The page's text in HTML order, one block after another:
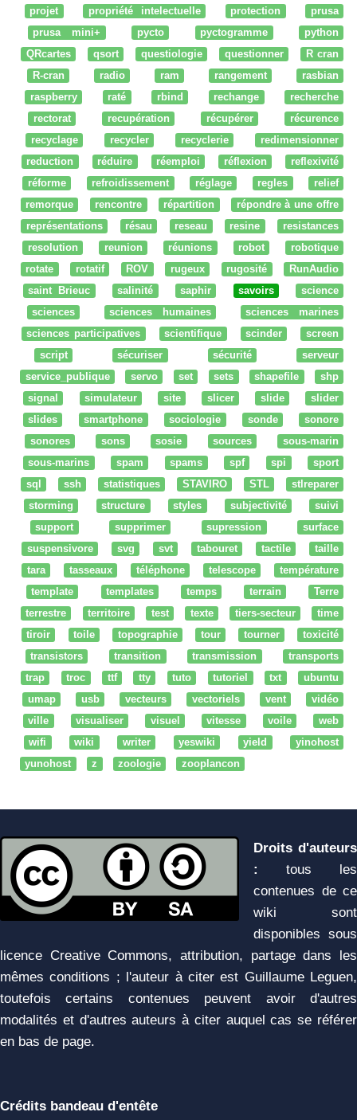
projet
propriété intelectuelle protection
prusa
prusa mini+
pycto pyctogramme
python
QRcartes
qsort questiologie questionner
R cran
R-cran
radio ram rangement
rasbian
raspberry
raté rbind rechange
recherche
rectorat
recupération récupérer
récurence
recyclage
recycler recyclerie
redimensionner
reduction
réduire réemploi réflexion
reflexivité
réforme
refroidissement réglage regles
relief
remorque
rencontre répartition
répondre à une offre
représentations
résau reseau resine
resistances
resolution
reunion réunions robot
robotique
rotate
rotatif ROV rugeux rugosité
RunAudio
saint Brieuc
salinité saphir savoirs
science
sciences
sciences humaines
sciences marines
sciences participatives
scientifique scinder
screen
script
sécuriser sécurité
serveur
service_publique
servo set sets shapefile
shp
signal
simulateur site slicer slide
slider
slides
smartphone sociologie sonde
sonore
sonores
sons sosie sources
sous-marin
sous-marins
spam spams spf spi
sport
sql
ssh statistiques STAVIRO STL
stlreparer
storming
structure styles subjectivité
suivi
support
supprimer supression
surface
suspensivore
svg svt tabouret tactile
taille
tara
tasseaux téléphone telescope
température
template
templates temps terrain
Terre
terrestre
territoire test texte tiers-secteur
time
tiroir
toile topographie tour tourner
toxicité
transistors
transition transmission
transports
trap
troc ttf tty tuto tutoriel txt
ubuntu
umap
usb vecteurs vectoriels vent
vidéo
ville
visualiser visuel vitesse voile
web
wifi
wiki writer yeswiki yield
yinohost
yunohost
z zoologie zooplancon
Droits d'auteurs
:
tous les
contenues de ce
wiki sont
disponibles sous
licence Creative Commons, attribution, partage dans les
mêmes conditions ; l'auteur à citer est Guillaume Leguen,
toutefois certains contenues peuvent avoir d'autres
modalités et d'autres auteurs à citer auquel cas se référer
en bas de page.
Crédits bandeau d'entête